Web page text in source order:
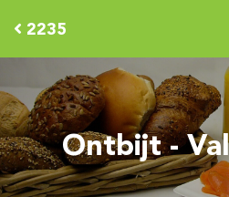
2235
Ontbijt -